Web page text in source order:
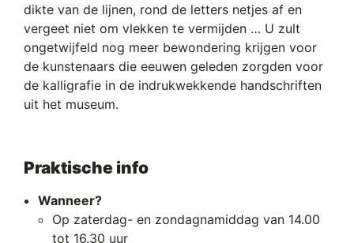
dikte van de lijnen, rond de letters netjes af en
vergeet niet om vlekken te vermijden … U zult
ongetwijfeld nog meer bewondering krijgen voor
de kunstenaars die eeuwen geleden zorgden voor
de kalligrafie in de indrukwekkende handschriften
uit het museum.
Praktische info
Wanneer?
Op zaterdag- en zondagnamiddag van 14.00
tot 16.30 uur